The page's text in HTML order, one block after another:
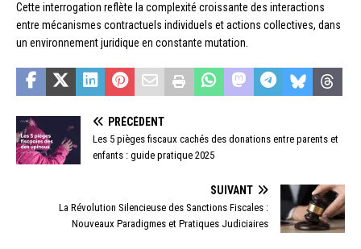
Cette interrogation reflète la complexité croissante des interactions
entre mécanismes contractuels individuels et actions collectives, dans
un environnement juridique en constante mutation.
PRÉCÉDENT
Les 5 pièges fiscaux cachés des donations entre parents et
enfants : guide pratique 2025
SUIVANT
La Révolution Silencieuse des Sanctions Fiscales :
Nouveaux Paradigmes et Pratiques Judiciaires